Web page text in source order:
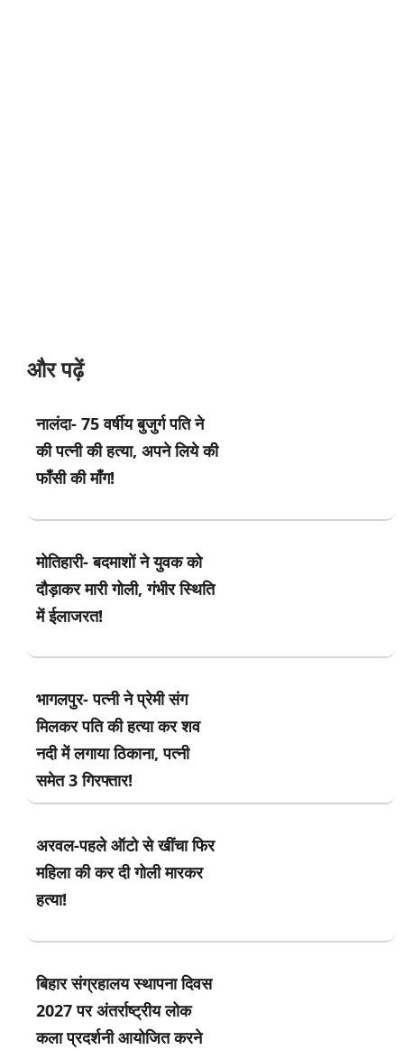
और पढ़ें
नालंदा- 75 वर्षीय बुजुर्ग पति ने
की पत्नी की हत्या, अपने लिये की
फाँसी की माँग!
मोतिहारी- बदमाशों ने युवक को
दौड़ाकर मारी गोली, गंभीर स्थिति
में ईलाजरत!
भागलपुर- पत्नी ने प्रेमी संग
मिलकर पति की हत्या कर शव
नदी में लगाया ठिकाना, पत्नी
समेत 3 गिरफ्तार!
अरवल-पहले ऑटो से खींचा फिर
महिला की कर दी गोली मारकर
हत्या!
बिहार संग्रहालय स्थापना दिवस
2027 पर अंतर्राष्ट्रीय लोक
कला प्रदर्शनी आयोजित करने